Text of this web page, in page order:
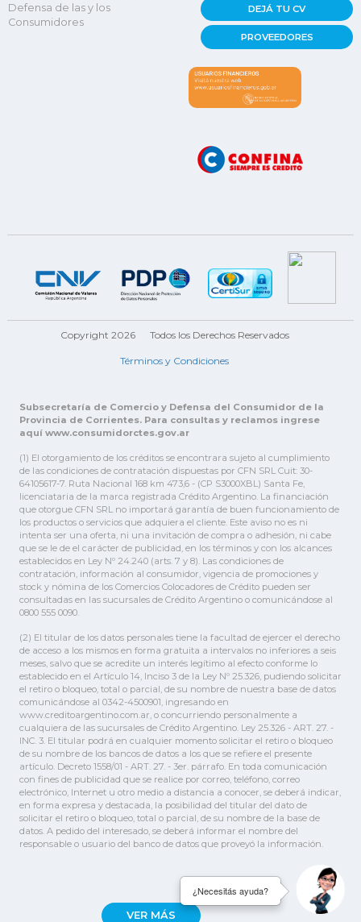
Defensa de las y los
Consumidores
DEJÁ TU CV
PROVEEDORES
Copyright 2026 Todos los Derechos Reservados
Términos y Condiciones
Subsecretaría de Comercio y Defensa del Consumidor de la
Provincia de Corrientes. Para consultas y reclamos ingrese
aquí www.consumidorctes.gov.ar
(1) El otorgamiento de los créditos se encontrara sujeto al cumplimiento
de las condiciones de contratación dispuestas por CFN SRL Cuit: 30-
64105617-7. Ruta Nacional 168 km 473,6 - (CP S3000XBL) Santa Fe,
licenciataria de la marca registrada Crédito Argentino. La financiación
que otorgue CFN SRL no importará garantía de buen funcionamiento de
los productos o servicios que adquiera el cliente. Este aviso no es ni
intenta ser una oferta, ni una invitación de compra o adhesión, ni cabe
que se le de el carácter de publicidad, en los términos y con los alcances
establecidos en Ley Nº 24.240 (arts. 7 y 8). Las condiciones de
contratación, información al consumidor, vigencia de promociones y
stock y nómina de los Comercios Colocadores de Crédito pueden ser
consultadas en las sucursales de Crédito Argentino o comunicándose al
0800 555 0090.
(2) El titular de los datos personales tiene la facultad de ejercer el derecho
de acceso a los mismos en forma gratuita a intervalos no inferiores a seis
meses, salvo que se acredite un interés legítimo al efecto conforme lo
establecido en el Artículo 14, Inciso 3 de la Ley Nº 25.326, pudiendo solicitar
el retiro o bloqueo, total o parcial, de su nombre de nuestra base de datos
comunicándose al 0342-4500901, ingresando en
www.creditoargentino.com.ar, o concurriendo personalmente a
cualquiera de las sucursales de Crédito Argentino. Ley 25.326 - ART. 27. -
INC. 3. El titular podrá en cualquier momento solicitar el retiro o bloqueo
de su nombre de los bancos de datos a los que se refiere el presente
artículo. Decreto 1558/01 - ART. 27. - 3er. párrafo. En toda comunicación
con fines de publicidad que se realice por correo, teléfono, correo
electrónico, Internet u otro medio a distancia a conocer, se deberá indicar,
en forma expresa y destacada, la posibilidad del titular del dato de
solicitar el retiro o bloqueo, total o parcial, de su nombre de la base de
datos. A pedido del interesado, se deberá informar el nombre del
responsable o usuario del banco de datos que proveyó la información.
VER MÁS
¿Necesitás ayuda?